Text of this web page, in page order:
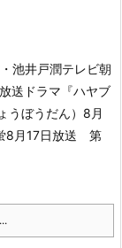
池井戸潤テレビ朝
送 ドラマ『ハヤブ
ぼうだん） 8月
8月17日放送 第